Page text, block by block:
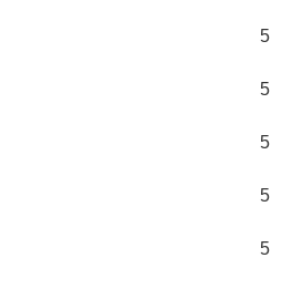
5
5
5
5
5